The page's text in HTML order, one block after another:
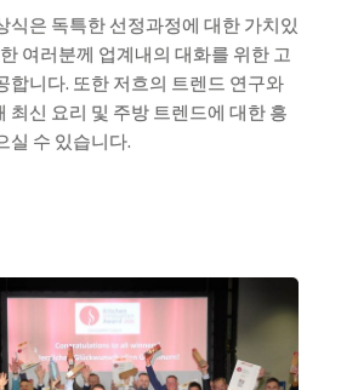
식은 독특한 선정과정에 대한 가치있
여러분께 업계내의 대화를 위한 고
합니다. 또한 저흐의 트렌드 연구와
최신 요리 및 주방 트렌드에 대한 흥
실 수 있습니다.